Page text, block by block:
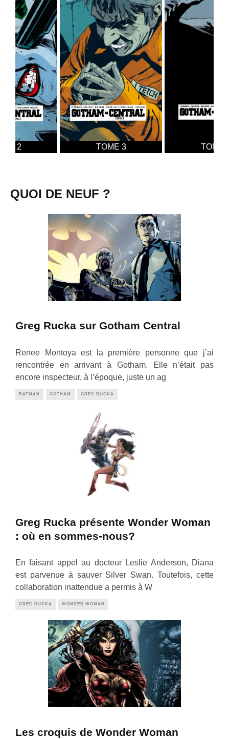
QUOI DE NEUF ?
Greg Rucka sur Gotham Central
Renee Montoya est la première personne que j’ai
rencontrée en arrivant à Gotham. Elle n’était pas
encore inspecteur, à l’époque, juste un ag
BATMAN GOTHAM GREG RUCKA
Greg Rucka présente Wonder Woman
: où en sommes-nous?
En faisant appel au docteur Leslie Anderson, Diana
est parvenue à sauver Silver Swan. Toutefois, cette
collaboration inattendue a permis à W
GREG RUCKA WONDER WOMAN
Les croquis de Wonder Woman